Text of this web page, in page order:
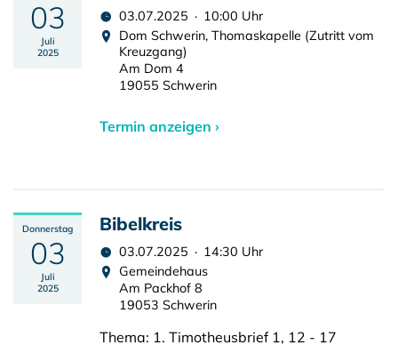
03
Juli
2025
03.07.2025 · 10:00 Uhr
Dom Schwerin, Thomaskapelle (Zutritt vom
Kreuzgang)
Am Dom 4
19055 Schwerin
Termin anzeigen ›
Donnerstag
03
Juli
2025
Bibelkreis
03.07.2025 · 14:30 Uhr
Gemeindehaus
Am Packhof 8
19053 Schwerin
Thema: 1. Timotheusbrief 1, 12 - 17